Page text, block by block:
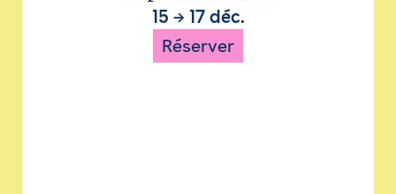
15 → 17 déc.
Réserver